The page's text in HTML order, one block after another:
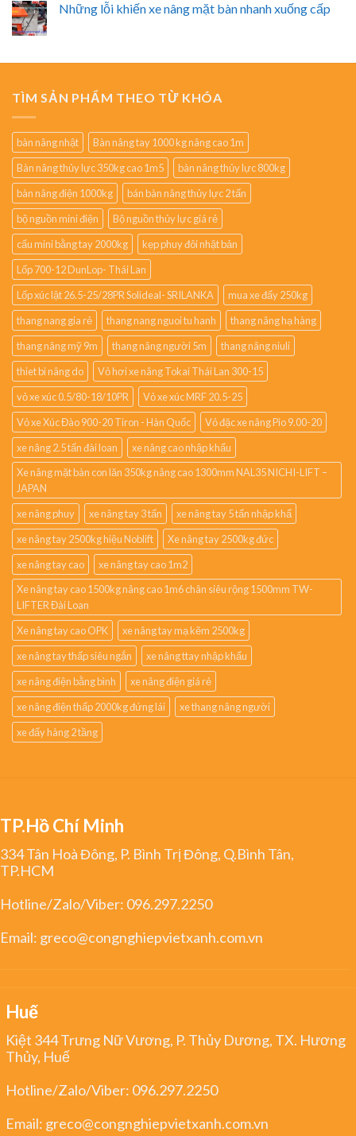
Những lỗi khiến xe nâng mặt bàn nhanh xuống cấp
TÌM SẢN PHẨM THEO TỪ KHÓA
bàn nâng nhật
Bàn nâng tay 1000 kg nâng cao 1m
Bàn nâng thủy lực 350kg cao 1m5
bàn nâng thủy lực 800kg
bàn nâng điện 1000kg
bán bàn nâng thủy lực 2 tấn
bộ nguồn mini điện
Bộ nguồn thủy lực giá rẻ
cẩu mini bằng tay 2000kg
kẹp phuy đôi nhật bản
Lốp 700-12 DunLop- Thái Lan
Lốp xúc lật 26.5-25/28PR Solideal- SRILANKA
mua xe đẩy 250kg
thang nang gia rẻ
thang nang nguoi tu hanh
thang nâng hạ hàng
thang nâng mỹ 9m
thang nâng người 5m
thang nâng niuli
thiet bi nâng do
Vỏ hơi xe nâng Tokai Thái Lan 300-15
vỏ xe xúc 0.5/80-18/10PR
Vỏ xe xúc MRF 20.5-25
Vỏ xe Xúc Đào 900-20 Tiron - Hàn Quốc
Vỏ đặc xe nâng Pio 9.00-20
xe nâng 2.5 tấn đài loan
xe nâng cao nhập khẩu
Xe nâng mặt bàn con lăn 350kg nâng cao 1300mm NAL35 NICHI-LIFT –
JAPAN
xe nâng phuy
xe nâng tay 3 tấn
xe nâng tay 5 tấn nhập khẩ
xe nâng tay 2500kg hiệu Noblift
Xe nâng tay 2500kg đức
xe nâng tay cao
xe nâng tay cao 1m2
Xe nâng tay cao 1500kg nâng cao 1m6 chân siêu rộng 1500mm TW-
LIFTER Đài Loan
Xe nâng tay cao OPK
xe nâng tay mạ kẽm 2500kg
xe nâng tay thấp siêu ngắn
xe nâng ttay nhập khẩu
xe nâng điện bằng bình
xe nâng điện giá rẻ
xe nâng điện thấp 2000kg đứng lái
xe thang nâng người
xe đẩy hàng 2 tầng
TP.Hồ Chí Minh
334 Tân Hoà Đông, P. Bình Trị Đông, Q.Bình Tân,
TP.HCM
Hotline/Zalo/Viber: 096.297.2250
Email: greco@congnghiepvietxanh.com.vn
Huế
Kiệt 344 Trưng Nữ Vương, P. Thủy Dương, TX. Hương
Thủy, Huế
Hotline/Zalo/Viber: 096.297.2250
Email: greco@congnghiepvietxanh.com.vn